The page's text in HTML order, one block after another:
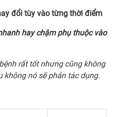
đổi tùy vào từng thời điểm
hay chậm phụ thuộc vào
rất tốt nhưng cũng không
không nó sẽ phản tác dụng.